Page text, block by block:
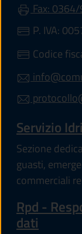
Fax:
P. IVA:
Codice
Servizio
Sezione
guasti,
commerciali
Rpd -
dati